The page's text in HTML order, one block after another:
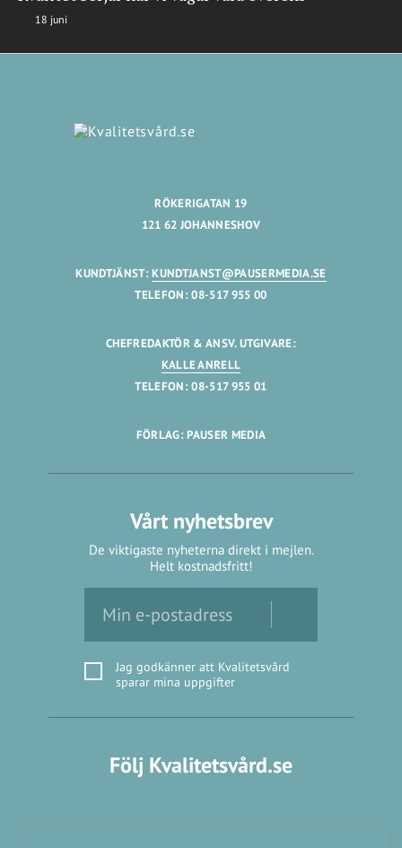
18 juni
RÖKERIGATAN 19
121 62 JOHANNESHOV
KUNDTJÄNST:KUNDTJANST@PAUSERMEDIA.SE
TELEFON: 08-517 955 00
CHEFREDAKTÖR & ANSV. UTGIVARE:
KALLE ANRELL
TELEFON: 08-517 955 01
FÖRLAG: PAUSER MEDIA
Vårt nyhetsbrev
De viktigaste nyheterna direkt i mejlen.
Helt kostnadsfritt!
Jag godkänner att Kvalitetsvård
sparar mina uppgifter
Följ Kvalitetsvård.se